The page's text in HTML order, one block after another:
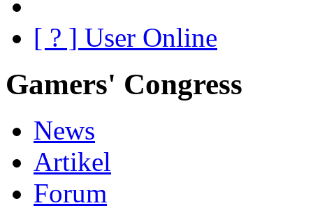
[ ? ] User Online
Gamers' Congress
News
Artikel
Forum